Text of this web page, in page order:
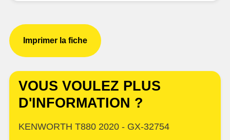
Imprimer la fiche
VOUS VOULEZ PLUS
D'INFORMATION ?
KENWORTH T880 2020 - GX-32754